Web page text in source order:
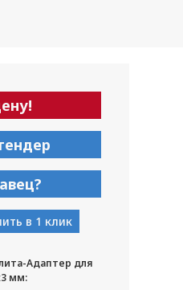
в 1 клик
Адаптер для
мм: